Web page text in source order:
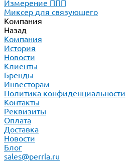
Измерение ППП
Миксер для связующего
Компания
Назад
Компания
История
Новости
Клиенты
Бренды
Инвесторам
Политика конфиденциальности
Контакты
Реквизиты
Оплата
Доставка
Новости
Блог
sales@perrla.ru